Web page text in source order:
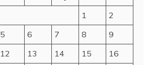
1
2
5 6 7 8
9
12 13 14 15
16